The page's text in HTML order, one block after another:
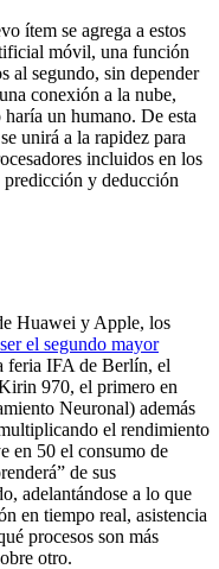
ítem se agrega a estos
móvil, una función
al segundo, sin depender
conexión a la nube,
un humano. De esta
unirá a la rapidez para
incluidos en los
predicción y deducción
Huawei y Apple, los
el segundo mayor
feria IFA de Berlín, el
970, el primero en
Neuronal) además
el rendimiento
en 50 el consumo de
de sus
adelantándose a lo que
en tiempo real, asistencia
procesos son más
otro.